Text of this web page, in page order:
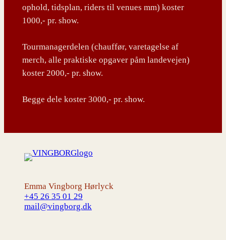
ophold, tidsplan, riders til venues mm) koster
1000,- pr. show.
Tourmanagerdelen (chauffør, varetagelse af
merch, alle praktiske opgaver påm landevejen)
koster 2000,- pr. show.
Begge dele koster 3000,- pr. show.
Emma Vingborg Hørlyck
+45 26 35 01 29
mail@vingborg.dk